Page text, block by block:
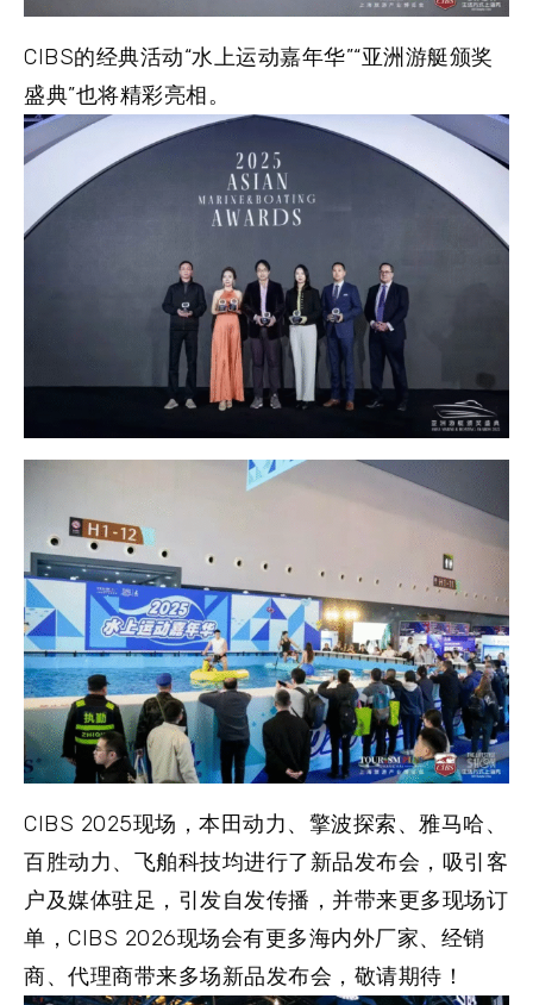
CIBS的经典活动“水上运动嘉年华”“亚洲游艇颁奖
盛典”也将精彩亮相。
CIBS 2025现场，本田动力、擎波探索、雅马哈、
百胜动力、飞舶科技均进行了新品发布会，吸引客
户及媒体驻足，引发自发传播，并带来更多现场订
单，CIBS 2026现场会有更多海内外厂家、经销
商、代理商带来多场新品发布会，敬请期待！